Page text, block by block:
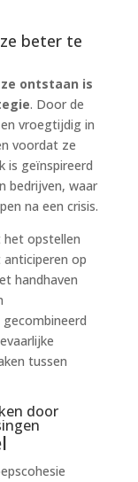
beter te
ontstaan is
. Door de
vroegtijdig in
voordat ze
is geïnspireerd
bedrijven, waar
na een crisis.
het opstellen
op
handhaven
tussen
door